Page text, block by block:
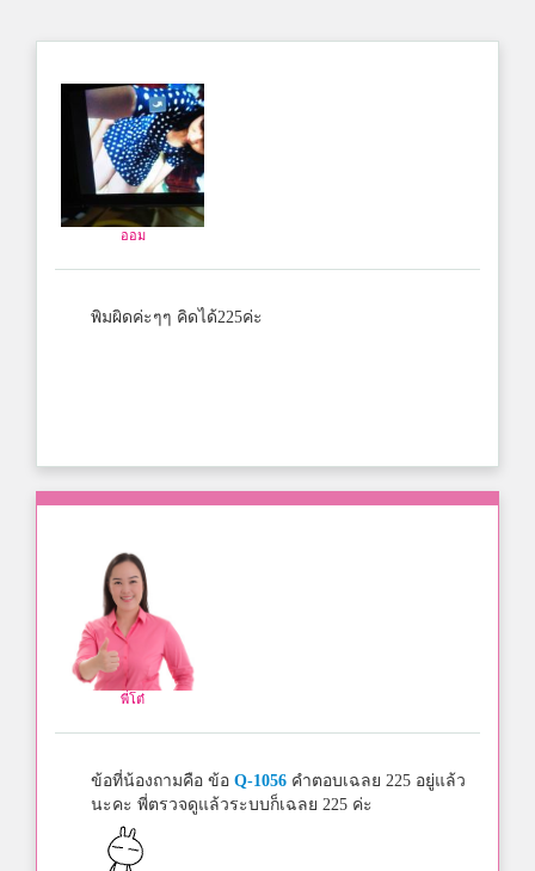
ออม
พิมผิดค่ะๆๆ คิดได้225ค่ะ
พี่โต๋
ข้อที่น้องถามคือ ข้อ Q-1056 คำตอบเฉลย 225 อยู่แล้ว
นะคะ พี่ตรวจดูแล้วระบบก็เฉลย 225 ค่ะ